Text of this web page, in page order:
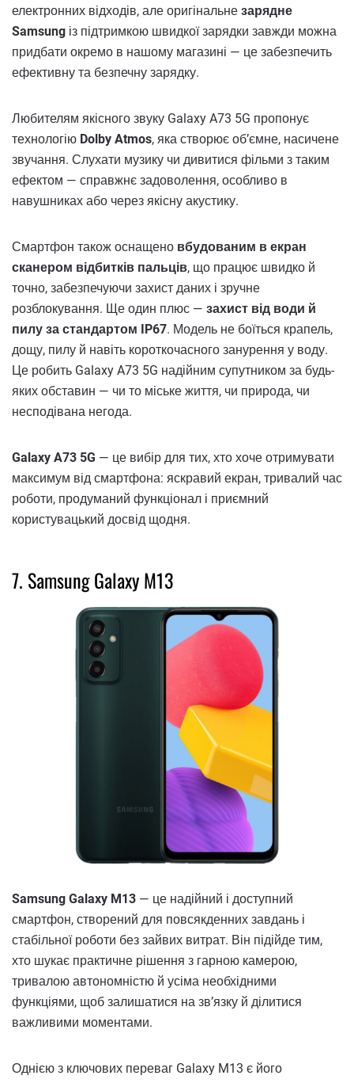
електронних відходів, але оригінальне зарядне
Samsung із підтримкою швидкої зарядки завжди можна
придбати окремо в нашому магазині — це забезпечить
ефективну та безпечну зарядку.
Любителям якісного звуку Galaxy A73 5G пропонує
технологію Dolby Atmos, яка створює об’ємне, насичене
звучання. Слухати музику чи дивитися фільми з таким
ефектом — справжнє задоволення, особливо в
навушниках або через якісну акустику.
Смартфон також оснащено вбудованим в екран
сканером відбитків пальців, що працює швидко й
точно, забезпечуючи захист даних і зручне
розблокування. Ще один плюс — захист від води й
пилу за стандартом IP67. Модель не боїться крапель,
дощу, пилу й навіть короткочасного занурення у воду.
Це робить Galaxy A73 5G надійним супутником за будь-
яких обставин — чи то міське життя, чи природа, чи
несподівана негода.
Galaxy A73 5G — це вибір для тих, хто хоче отримувати
максимум від смартфона: яскравий екран, тривалий час
роботи, продуманий функціонал і приємний
користувацький досвід щодня.
7. Samsung Galaxy M13
Samsung Galaxy M13 — це надійний і доступний
смартфон, створений для повсякденних завдань і
стабільної роботи без зайвих витрат. Він підійде тим,
хто шукає практичне рішення з гарною камерою,
тривалою автономністю й усіма необхідними
функціями, щоб залишатися на зв’язку й ділитися
важливими моментами.
Однією з ключових переваг Galaxy M13 є його